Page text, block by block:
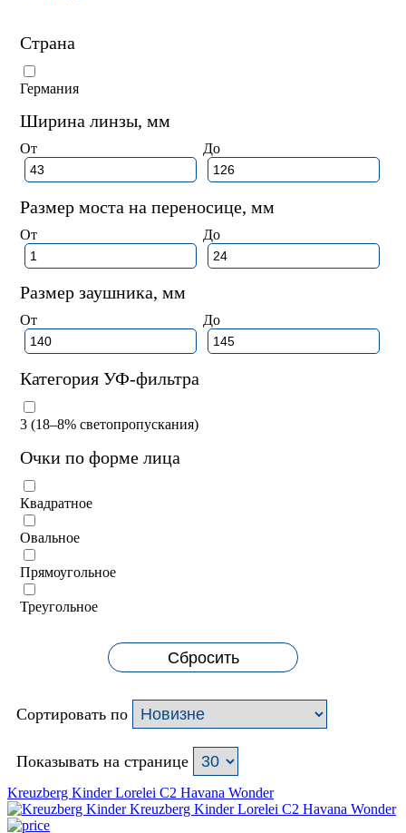
Страна
Германия
Ширина линзы, мм
От До
Размер моста на переносице, мм
От До
Размер заушника, мм
От До
Категория УФ-фильтра
3 (18–8% светопропускания)
Очки по форме лица
Квадратное
Овальное
Прямоугольное
Треугольное
Сбросить
Сортировать по
Показывать на странице
Kreuzberg Kinder Lorelei C2 Havana Wonder